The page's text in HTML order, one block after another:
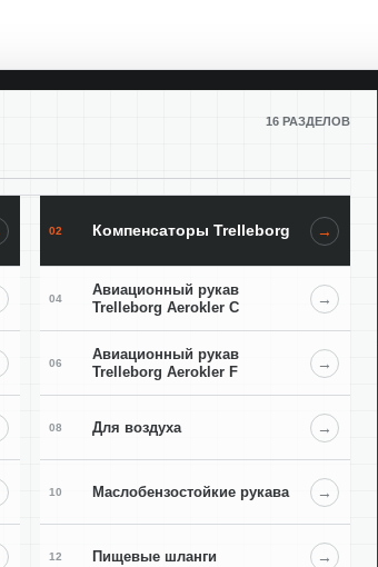
16 РАЗДЕЛОВ
02 Компенсаторы Trelleborg →
04
Авиационный рукав
Trelleborg Aerokler C
→
06
Авиационный рукав
Trelleborg Aerokler F
→
08 Для воздуха →
10 Маслобензостойкие рукава →
12 Пищевые шланги →